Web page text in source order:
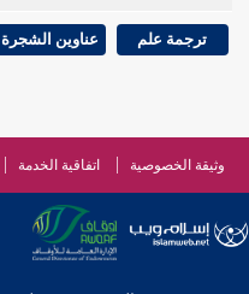
ترجمة علم عناوين الشجرة
وثيقة الخصوصية اتفاقية الخدمة